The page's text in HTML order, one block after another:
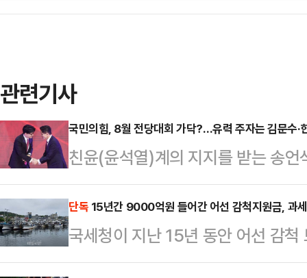
관련기사
국민의힘, 8월 전당대회 가닥?…유력 주자는 김문수·
친윤(윤석열)계의 지지를 받는 송
대회가 이르면 8월 열릴 것으로 전
지 귀추가 주목된다. 전당대회 구도
되는 가운데, 김문수 전 고용노동부
실린다. 한동훈 전 대표의 재등판
단독 15년간 9000억원 들어간 어선 감척지원금, 과
국세청이 지난 15년 동안 어선 감
로 드러났다. 2009년 관련법에 따